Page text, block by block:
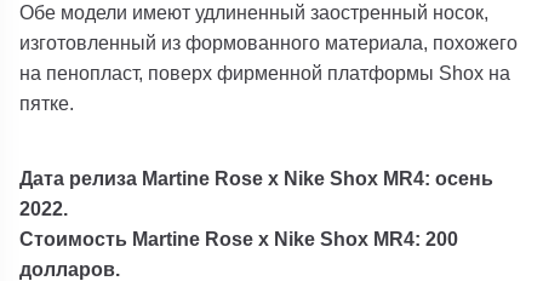
Обе модели имеют удлиненный заостренный носок,
изготовленный из формованного материала, похожего
на пенопласт, поверх фирменной платформы Shox на
пятке.
Дата релиза Martine Rose x Nike Shox MR4: осень
2022.
Стоимость Martine Rose x Nike Shox MR4: 200
долларов.